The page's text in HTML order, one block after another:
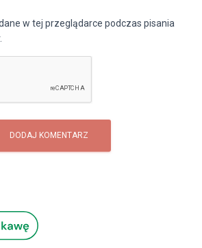
w tej przeglądarce podczas pisania